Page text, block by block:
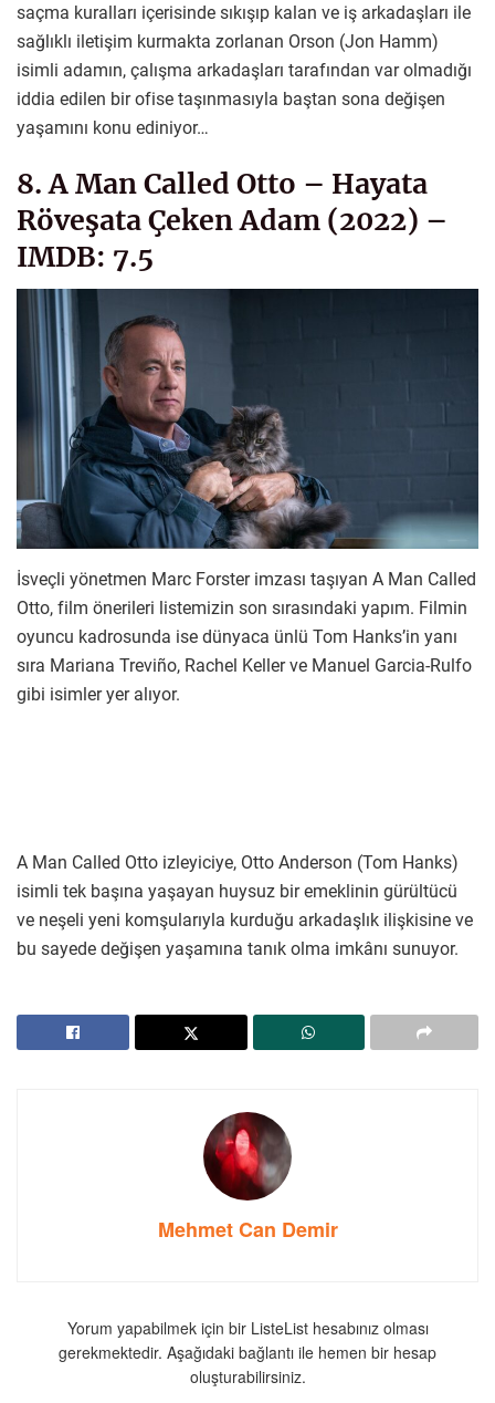
saçma kuralları içerisinde sıkışıp kalan ve iş arkadaşları ile
sağlıklı iletişim kurmakta zorlanan Orson (Jon Hamm)
isimli adamın, çalışma arkadaşları tarafından var olmadığı
iddia edilen bir ofise taşınmasıyla baştan sona değişen
yaşamını konu ediniyor…
8. A Man Called Otto – Hayata
Röveşata Çeken Adam (2022) –
IMDB: 7.5
İsveçli yönetmen Marc Forster imzası taşıyan A Man Called
Otto, film önerileri listemizin son sırasındaki yapım. Filmin
oyuncu kadrosunda ise dünyaca ünlü Tom Hanks’in yanı
sıra Mariana Treviño, Rachel Keller ve Manuel Garcia-Rulfo
gibi isimler yer alıyor.
A Man Called Otto izleyiciye, Otto Anderson (Tom Hanks)
isimli tek başına yaşayan huysuz bir emeklinin gürültücü
ve neşeli yeni komşularıyla kurduğu arkadaşlık ilişkisine ve
bu sayede değişen yaşamına tanık olma imkânı sunuyor.
Mehmet Can Demir
Yorum yapabilmek için bir ListeList hesabınız olması
gerekmektedir. Aşağıdaki bağlantı ile hemen bir hesap
oluşturabilirsiniz.